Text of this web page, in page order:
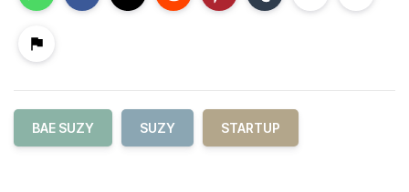
BAE SUZY SUZY STARTUP